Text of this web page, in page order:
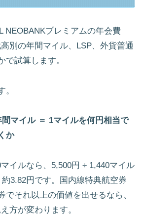
NEOBANKプレミアムの年会費
別の年間マイル、LSP、外貨普通
で試算します。
。
マイル ＝ 1マイルを何円相当で
か
イルなら、5,500円 ÷ 1,440マイル
3.82円です。国内線特典航空券
でそれ以上の価値を出せるなら、
方が変わります。